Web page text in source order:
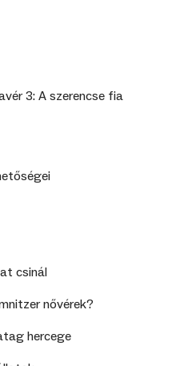
3: A szerencse fia
csinál
nővérek?
hercege